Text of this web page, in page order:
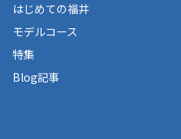
はじめての福井
モデルコース
特集
Blog記事